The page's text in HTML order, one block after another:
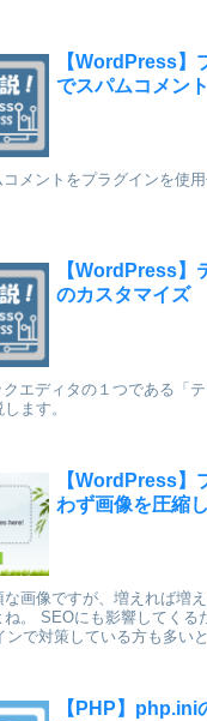
【WordPress】
でスパムコメン
メントをプラグインを使
【WordPress】
のカスタマイズ
エディタの１つである「
ます。
【WordPress】
わず画像を圧縮
画像ですが、増えれば増
ね。 SEOにも影響してくる
ンで対策している方も多い
【PHP】php.ini